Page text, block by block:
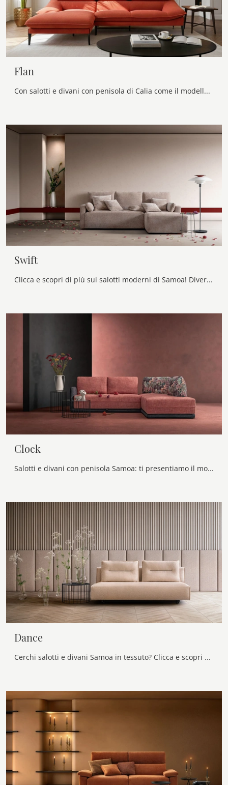
Flan
Con salotti e divani con penisola di Calia come il modello Flan in tessuto, potrai completare il tuo concept d'arredo.
Swift
Clicca e scopri di più sui salotti moderni di Samoa! Diversi modelli di divani, come Swift, ti aspettano.
Clock
Salotti e divani con penisola Samoa: ti presentiamo il modello Clock in tessuto per completare la zona giorno.
Dance
Cerchi salotti e divani Samoa in tessuto? Clicca e scopri di più sul modello Dance per spazi moderni.